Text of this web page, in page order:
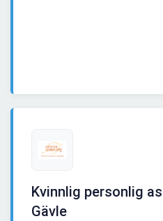
Kvinnlig personlig
Gävle